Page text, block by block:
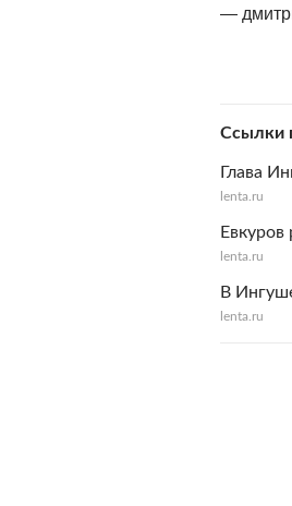
—
Ссылки
Глава
lenta.ru
lenta.ru
В
lenta.ru